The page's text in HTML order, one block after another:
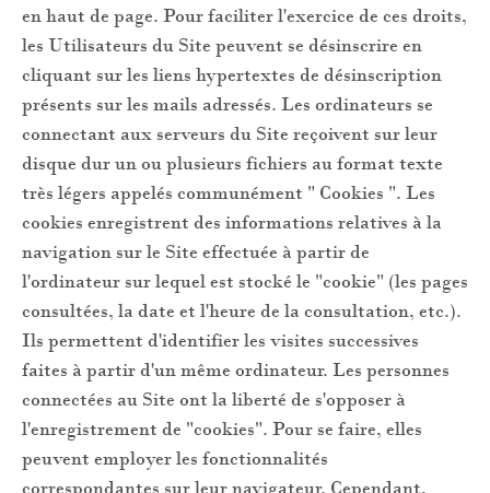
en haut de page. Pour faciliter l'exercice de ces droits,
les Utilisateurs du Site peuvent se désinscrire en
cliquant sur les liens hypertextes de désinscription
présents sur les mails adressés. Les ordinateurs se
connectant aux serveurs du Site reçoivent sur leur
disque dur un ou plusieurs fichiers au format texte
très légers appelés communément " Cookies ". Les
cookies enregistrent des informations relatives à la
navigation sur le Site effectuée à partir de
l'ordinateur sur lequel est stocké le "cookie" (les pages
consultées, la date et l'heure de la consultation, etc.).
Ils permettent d'identifier les visites successives
faites à partir d'un même ordinateur. Les personnes
connectées au Site ont la liberté de s'opposer à
l'enregistrement de "cookies". Pour se faire, elles
peuvent employer les fonctionnalités
correspondantes sur leur navigateur. Cependant,